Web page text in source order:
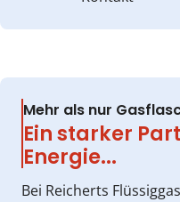
Mehr als nur
Ein starker
Energie...
Bei Reicherts